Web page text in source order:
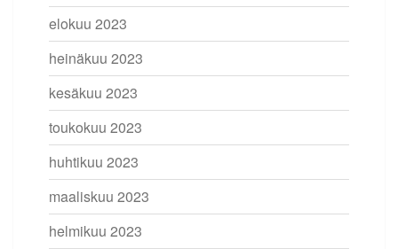
elokuu 2023
heinäkuu 2023
kesäkuu 2023
toukokuu 2023
huhtikuu 2023
maaliskuu 2023
helmikuu 2023